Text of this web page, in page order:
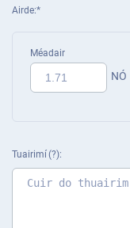
Airde
Méadair
NÓ
Tuairimí